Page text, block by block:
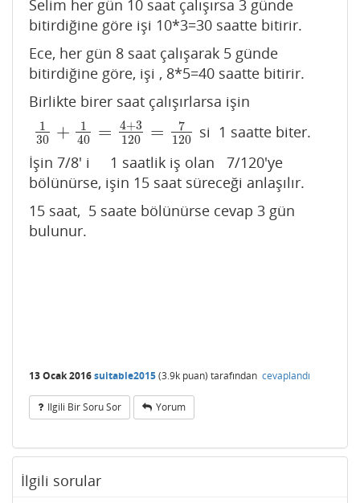
Selim her gün 10 saat çalışırsa 3 günde
bitirdiğine göre işi 10*3=30 saatte bitirir.
Ece, her gün 8 saat çalışarak 5 günde
bitirdiğine göre, işi , 8*5=40 saatte bitirir.
Birlikte birer saat çalışırlarsa işin
1
30 +
1
40
= 4+3
120
=
7
120
130 +1 40= 4+ 3120 =7120
si 1 saatte biter.
İşin 7/8' i 1 saatlik iş olan 7/120'ye
bölünürse, işin 15 saat süreceği anlaşılır.
15 saat, 5 saate bölünürse cevap 3 gün
bulunur.
13 Ocak 2016suitable2015(3.9k puan) tarafından cevaplandı
Ilgili Bir Soru Sor Yorum
İlgili sorular